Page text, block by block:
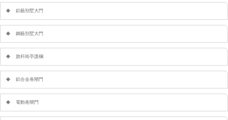
鋁藝別墅大門
鋼藝別墅大門
旗杆崗亭護欄
鋁合金卷閘門
電動卷閘門